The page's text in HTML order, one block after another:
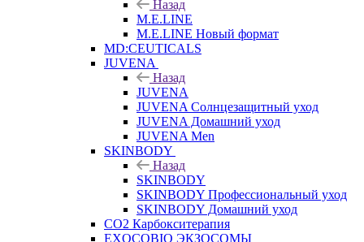
Назад
M.E.LINE
M.E.LINE Новый формат
MD:CEUTICALS
JUVENA
Назад
JUVENA
JUVENA Солнцезащитный уход
JUVENA Домашний уход
JUVENA Men
SKINBODY
Назад
SKINBODY
SKINBODY Профессиональный уход
SKINBODY Домашний уход
CO2 Карбокситерапия
EXOCOBIO ЭКЗОСОМЫ